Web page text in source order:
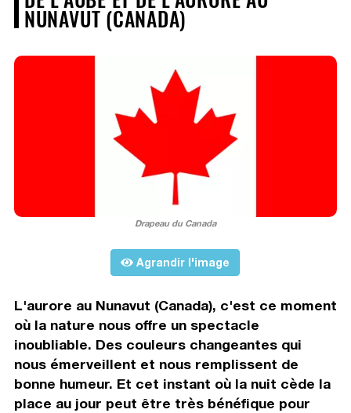
NUNAVUT (CANADA)
Drapeau du Canada
Agrandir l'image
L'aurore au Nunavut (Canada), c'est ce moment
où la nature nous offre un spectacle
inoubliable. Des couleurs changeantes qui
nous émerveillent et nous remplissent de
bonne humeur. Et cet instant où la nuit cède la
place au jour peut être très bénéfique pour